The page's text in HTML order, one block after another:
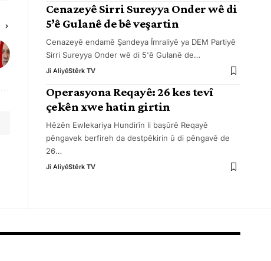
Cenazeyê Sirri Sureyya Onder wê di
5’ê Gulanê de bê veşartin
Cenazeyê endamê Şandeya Îmraliyê ya DEM Partiyê
Sirri Sureyya Onder wê di 5'ê Gulanê de…
Ji AliyêStêrk TV
Operasyona Reqayê: 26 kes tevî
çekên xwe hatin girtin
Hêzên Ewlekariya Hundirîn li başûrê Reqayê
pêngavek berfireh da destpêkirin û di pêngavê de
26…
Ji AliyêStêrk TV